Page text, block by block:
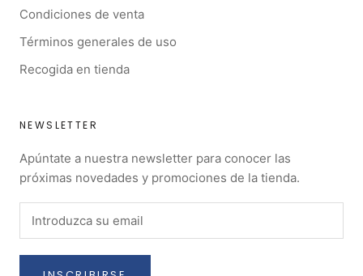
Condiciones de venta
Términos generales de uso
Recogida en tienda
NEWSLETTER
Apúntate a nuestra newsletter para conocer las
próximas novedades y promociones de la tienda.